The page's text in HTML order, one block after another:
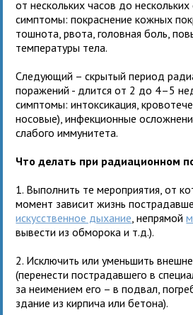
от нескольких часов до нескольких
симптомы: покраснение кожных
тошнота, рвота, головная боль,
температуры тела.
Следующий – скрытый период
поражений - длится от 2 до 4–5
симптомы: интоксикация,
носовые), инфекционные
слабого иммунитета.
Что делать при радиационном
1. Выполнить те мероприятия, от
момент зависит жизнь
искусственное дыхание , непрямой
вывести из обморока и т.д.).
2. Исключить или уменьшить
(перенести пострадавшего в
за неимением его – в подвал,
здание из кирпича или бетона).